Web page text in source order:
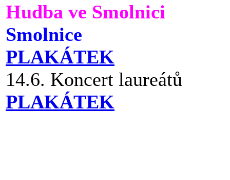
Hudba ve Smolnici
Smolnice
PLAKÁTEK
14.6. Koncert laureátů
PLAKÁTEK